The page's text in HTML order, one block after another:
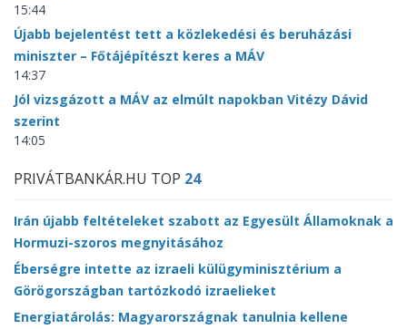
15:44
Újabb bejelentést tett a közlekedési és beruházási
miniszter – Főtájépítészt keres a MÁV
14:37
Jól vizsgázott a MÁV az elmúlt napokban Vitézy Dávid
szerint
14:05
PRIVÁTBANKÁR.HU TOP 24
Irán újabb feltételeket szabott az Egyesült Államoknak a
Hormuzi-szoros megnyitásához
Éberségre intette az izraeli külügyminisztérium a
Görögországban tartózkodó izraelieket
Energiatárolás: Magyarországnak tanulnia kellene